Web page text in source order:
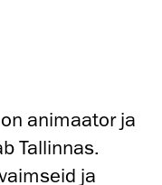
animaator ja
Tallinnas.
ja